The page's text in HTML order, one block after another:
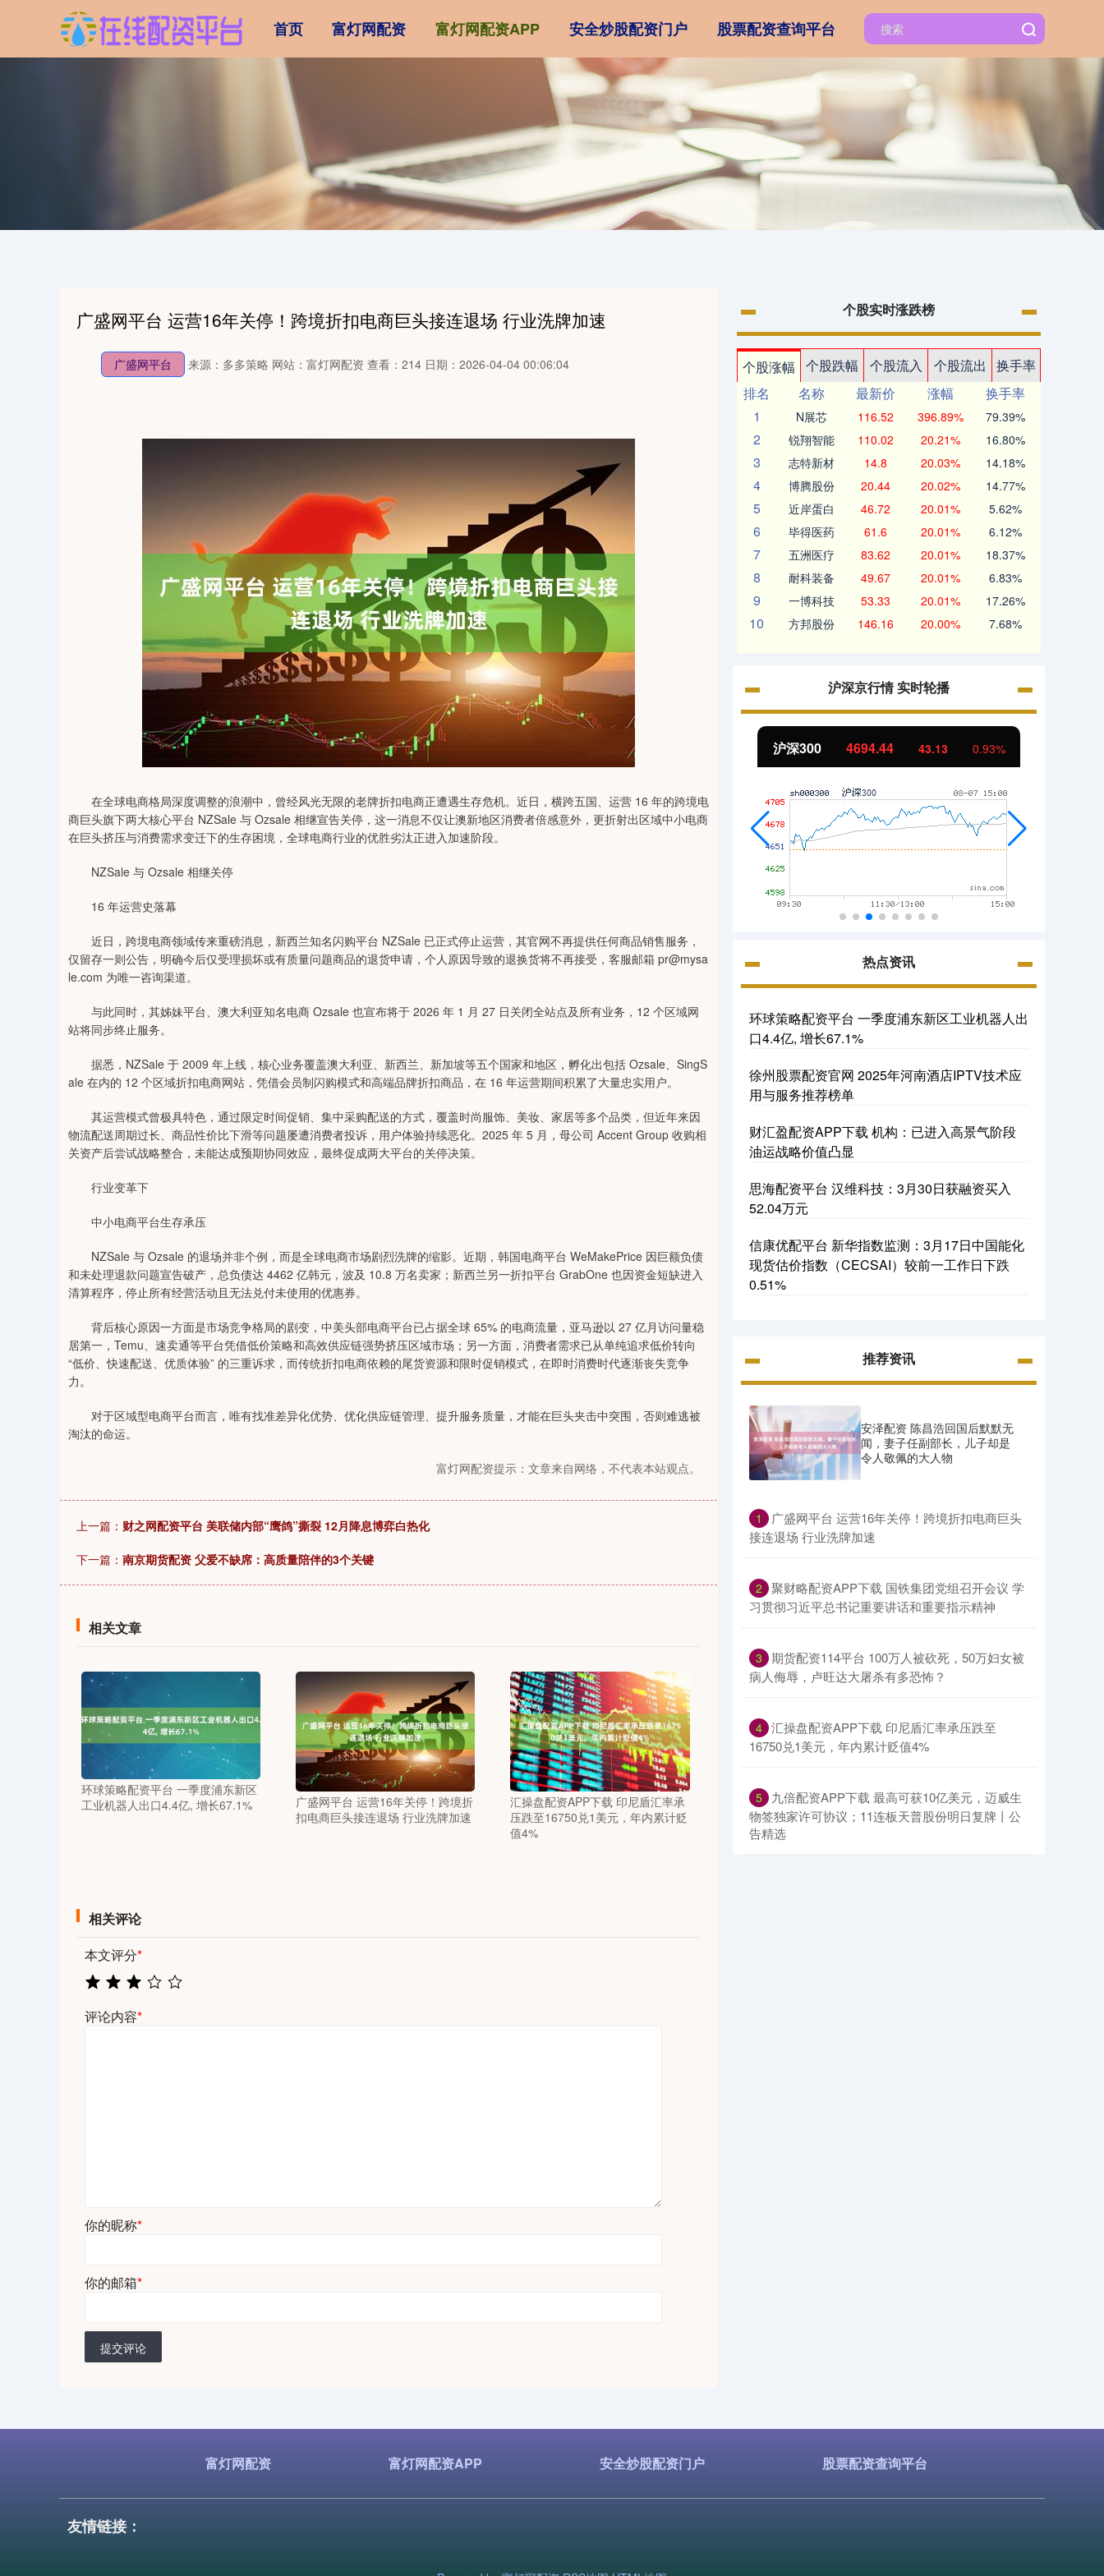
首页 富灯网配资 富灯网配资APP 安全炒股配资门户 股票配资查询平台
广盛网平台 运营16年关停！跨境折扣电商巨头接连退场 行业洗牌加速
广盛网平台 来源：多多策略 网站：富灯网配资 查看：214 日期：2026-04-04 00:06:04
在全球电商格局深度调整的浪潮中，曾经风光无限的老牌折扣电商正遭遇生存危机。近日，横跨五国、运营 16 年的跨境电
商巨头旗下两大核心平台 NZSale 与 Ozsale 相继宣告关停，这一消息不仅让澳新地区消费者倍感意外，更折射出区域中小电商
在巨头挤压与消费需求变迁下的生存困境，全球电商行业的优胜劣汰正进入加速阶段。
NZSale 与 Ozsale 相继关停
16 年运营史落幕
近日，跨境电商领域传来重磅消息，新西兰知名闪购平台 NZSale 已正式停止运营，其官网不再提供任何商品销售服务，
仅留存一则公告，明确今后仅受理损坏或有质量问题商品的退货申请，个人原因导致的退换货将不再接受，客服邮箱 pr@mysa
le.com 为唯一咨询渠道。
与此同时，其姊妹平台、澳大利亚知名电商 Ozsale 也宣布将于 2026 年 1 月 27 日关闭全站点及所有业务，12 个区域网
站将同步终止服务。
据悉，NZSale 于 2009 年上线，核心业务覆盖澳大利亚、新西兰、新加坡等五个国家和地区，孵化出包括 Ozsale、SingS
ale 在内的 12 个区域折扣电商网站，凭借会员制闪购模式和高端品牌折扣商品，在 16 年运营期间积累了大量忠实用户。
其运营模式曾极具特色，通过限定时间促销、集中采购配送的方式，覆盖时尚服饰、美妆、家居等多个品类，但近年来因
物流配送周期过长、商品性价比下滑等问题屡遭消费者投诉，用户体验持续恶化。2025 年 5 月，母公司 Accent Group 收购相
关资产后尝试战略整合，未能达成预期协同效应，最终促成两大平台的关停决策。
行业变革下
中小电商平台生存承压
NZSale 与 Ozsale 的退场并非个例，而是全球电商市场剧烈洗牌的缩影。近期，韩国电商平台 WeMakePrice 因巨额负债
和未处理退款问题宣告破产，总负债达 4462 亿韩元，波及 10.8 万名卖家；新西兰另一折扣平台 GrabOne 也因资金短缺进入
清算程序，停止所有经营活动且无法兑付未使用的优惠券。
背后核心原因一方面是市场竞争格局的剧变，中美头部电商平台已占据全球 65% 的电商流量，亚马逊以 27 亿月访问量稳
居第一，Temu、速卖通等平台凭借低价策略和高效供应链强势挤压区域市场；另一方面，消费者需求已从单纯追求低价转向
“低价、快速配送、优质体验” 的三重诉求，而传统折扣电商依赖的尾货资源和限时促销模式，在即时消费时代逐渐丧失竞争
力。
对于区域型电商平台而言，唯有找准差异化优势、优化供应链管理、提升服务质量，才能在巨头夹击中突围，否则难逃被
淘汰的命运。
富灯网配资提示：文章来自网络，不代表本站观点。
上一篇： 财之网配资平台 美联储内部“鹰鸽”撕裂 12月降息博弈白热化
下一篇： 南京期货配资 父爱不缺席：高质量陪伴的3个关键
相关文章
环球策略配资平台 一季度浦东新区
工业机器人出口4.4亿, 增长67.1%
广盛网平台 运营16年关停！跨境折
扣电商巨头接连退场 行业洗牌加速
汇操盘配资APP下载 印尼盾汇率承
压跌至16750兑1美元，年内累计贬
值4%
相关评论
本文评分*
评论内容*
你的昵称*
你的邮箱*
提交评论
个股实时涨跌榜
个股涨幅 个股跌幅 个股流入 个股流出
换手率
排名
名称 最新价 涨幅
换手率
1
N展芯 116.52 396.89% 79.39%
2 锐翔智能 110.02 20.21% 16.80%
3 志特新材 14.8 20.03% 14.18%
4 博腾股份 20.44 20.02% 14.77%
5 近岸蛋白 46.72 20.01% 5.62%
6 毕得医药 61.6 20.01% 6.12%
7 五洲医疗 83.62 20.01% 18.37%
8 耐科装备 49.67 20.01% 6.83%
9 一博科技 53.33 20.01% 17.26%
10 方邦股份 146.16 20.00% 7.68%
沪深京行情 实时轮播
上证指数 39.68 1.02% 200.89 沪深300 4694.44 43.13 0.93%
热点资讯
环球策略配资平台 一季度浦东新区工业机器人出
口4.4亿, 增长67.1%
徐州股票配资官网 2025年河南酒店IPTV技术应
用与服务推荐榜单
财汇盈配资APP下载 机构：已进入高景气阶段
油运战略价值凸显
思海配资平台 汉维科技：3月30日获融资买入
52.04万元
信康优配平台 新华指数监测：3月17日中国能化
现货估价指数（CECSAI）较前一工作日下跌
0.51%
推荐资讯
安泽配资 陈昌浩回国后默默无
闻，妻子任副部长，儿子却是
令人敬佩的大人物
1
​广盛网平台 运营16年关停！跨境折扣电商巨头
接连退场 行业洗牌加速
2 ​聚财略配资APP下载 国铁集团党组召开会议 学
习贯彻习近平总书记重要讲话和重要指示精神
3 ​期货配资114平台 100万人被砍死，50万妇女被
病人侮辱，卢旺达大屠杀有多恐怖？
4 ​汇操盘配资APP下载 印尼盾汇率承压跌至
16750兑1美元，年内累计贬值4%
5 ​九倍配资APP下载 最高可获10亿美元，迈威生
物签独家许可协议；11连板天普股份明日复牌丨公
告精选
富灯网配资 富灯网配资APP 安全炒股配资门户 股票配资查询平台
友情链接：